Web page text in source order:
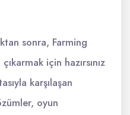
sonra, Farming
için hazırsınız
karşılaşan
oyun